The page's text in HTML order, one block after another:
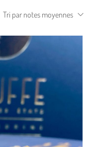
Tri par notes moyennes